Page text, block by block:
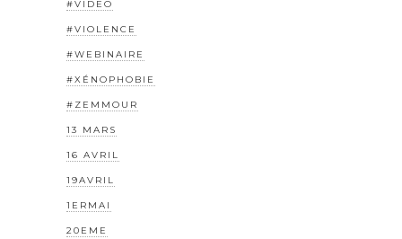
#VIDEO
#VIOLENCE
#WEBINAIRE
#XÉNOPHOBIE
#ZEMMOUR
13 MARS
16 AVRIL
19AVRIL
1ERMAI
20EME